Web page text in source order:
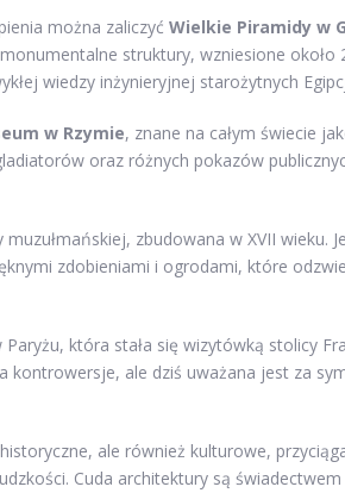
można zaliczyć Wielkie Piramidy w
struktury, wzniesione około
wiedzy inżynieryjnej starożytnych
w Rzymie, znane na całym świecie
oraz różnych pokazów
zbudowana w XVII wieku.
zdobieniami i ogrodami, które
Paryżu, która stała się wizytówką stolicy
kontrowersje, ale dziś uważana jest za
ale również kulturowe,
Cuda architektury są